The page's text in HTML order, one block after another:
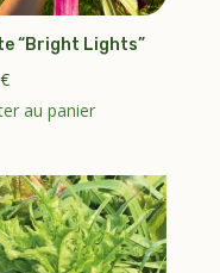
“Bright Lights”
€
au panier